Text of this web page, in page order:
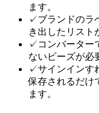
ます。
✓ブランドのラ
き出したリスト
✓ コンバーター
ないビーズが必
✓サインインす
保存されるだけ
ます。